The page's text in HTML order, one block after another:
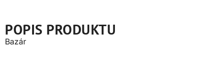
POPIS PRODUKTU
Bazár